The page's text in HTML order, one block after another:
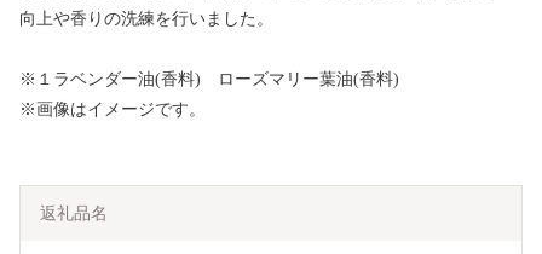
向上や香りの洗練を行いました。
※１ラベンダー油(香料) ローズマリー葉油(香料)
※画像はイメージです。
返礼品名